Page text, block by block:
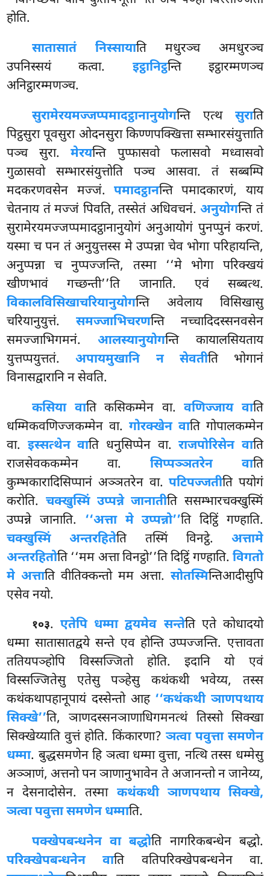
होति.
सातासातं निस्सायाति मधुरञ्च अमधुरञ्च
उपनिस्सयं कत्वा. इट्ठानिट्ठन्ति इट्ठारम्मणञ्च
अनिट्ठारम्मणञ्च.
सुरामेरयमज्जप्पमादट्ठानानुयोगन्ति एत्थ सुराति
पिट्ठसुरा पूवसुरा ओदनसुरा किण्णपक्खित्ता सम्भारसंयुत्ताति
पञ्च सुरा.मेरयन्ति पुप्फासवो फलासवो मध्वासवो
गुळासवो सम्भारसंयुत्तोति पञ्च आसवा. तं सब्बम्पि
मदकरणवसेन मज्जं. पमादट्ठानन्ति पमादकारणं, याय
चेतनाय तं मज्जं पिवति, तस्सेतं अधिवचनं.अनुयोगन्ति तं
सुरामेरयमज्जप्पमादट्ठानानुयोगंअनुआयोगं पुनप्पुनं करणं.
यस्मा च पन तं अनुयुत्तस्स मे उप्पन्ना चेव भोगा परिहायन्ति,
अनुप्पन्ना च नुप्पज्जन्ति, तस्मा ‘‘मे भोगा परिक्खयं
खीणभावं गच्छन्ती’’ति जानाति. एवं सब्बत्थ.
विकालविसिखाचरियानुयोगन्ति अवेलाय विसिखासु
चरियानुयुत्तं. समज्जाभिचरणन्ति नच्चादिदस्सनवसेन
समज्जाभिगमनं. आलस्यानुयोगन्ति कायालसियताय
युत्तप्पयुत्ततं.अपायमुखानि न सेवतीति भोगानं
विनासद्वारानि न सेवति.
कसिया वाति कसिकम्मेन वा.वणिज्जाय वाति
धम्मिकवणिज्जकम्मेन वा. गोरक्खेन वाति गोपालकम्मेन
वा. इस्सत्थेन वाति धनुसिप्पेन वा.राजपोरिसेन वाति
राजसेवककम्मेन वा. सिप्पञ्ञतरेन वाति
कुम्भकारादिसिप्पानं अञ्ञतरेन वा.पटिपज्जतीति पयोगं
करोति. चक्खुस्मिं उप्पन्ने जानातीति ससम्भारचक्खुस्मिं
उप्पन्ने जानाति. ‘‘अत्ता मे उप्पन्नो’’ति दिट्ठिं गण्हाति.
चक्खुस्मिं अन्तरहितेति तस्मिं विनट्ठे. अत्तामे
अन्तरहितोति ‘‘मम अत्ता विनट्ठो’’ति दिट्ठिं गण्हाति. विगतो
मे अत्ताति वीतिक्कन्तो मम अत्ता. सोतस्मिन्तिआदीसुपि
एसेव नयो.
१०३.एतेपि धम्मा द्वयमेव सन्तेति एते कोधादयो
धम्मा सातासातद्वये सन्ते एव होन्ति उप्पज्जन्ति. एत्तावता
ततियपञ्होपि विस्सज्जितो होति. इदानि यो एवं
विस्सज्जितेसु एतेसु पञ्हेसु कथंकथी भवेय्य, तस्स
कथंकथापहानूपायं दस्सेन्तो आह ‘‘कथंकथी ञाणपथाय
सिक्खे’’ति, ञाणदस्सनञाणाधिगमनत्थं तिस्सो सिक्खा
सिक्खेय्याति वुत्तं होति. किंकारणा? ञत्वा पवुत्ता समणेन
धम्मा. बुद्धसमणेन हि ञत्वा धम्मा वुत्ता, नत्थि तस्स धम्मेसु
अञ्ञाणं, अत्तनो पन ञाणानुभावेन ते अजानन्तो न जानेय्य,
न देसनादोसेन. तस्मा कथंकथी ञाणपथाय सिक्खे,
ञत्वा पवुत्ता समणेन धम्माति.
पक्खेपबन्धनेन वा बद्धोति नागरिकबन्धेन बद्धो.
परिक्खेपबन्धनेन वाति वतिपरिक्खेपबन्धनेन वा.